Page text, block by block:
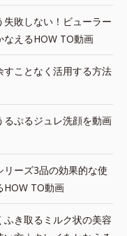
失敗しない！ビューラー
なえるHOW TO動画
すことなく活用する方法
るぷるジュレ洗顔を動画
リーズ3品の効果的な使
HOW TO動画
ふき取るミルク状の美容